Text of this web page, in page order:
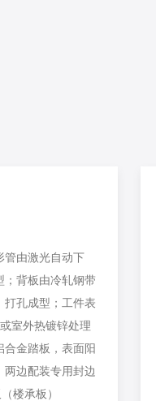
管由激光自动下
；背板由冷轧钢带
打孔成型；工件表
室外热镀锌处理
合金踏板，表面阳
边配装专用封边
楼承板）